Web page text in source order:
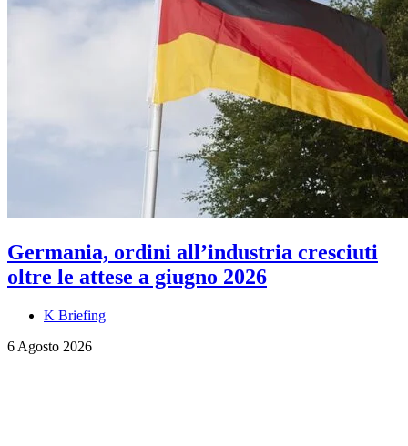
Germania, ordini all’industria cresciuti
oltre le attese a giugno 2026
K Briefing
6 Agosto 2026